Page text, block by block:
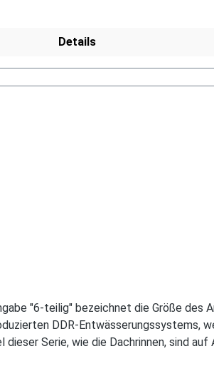
Details
"6-teilig" bezeichnet die Größe des
DDR-
Serie, wie die Dachrinnen, sind